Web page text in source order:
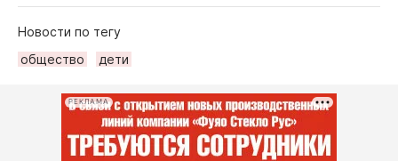
Новости по тегу
общество
дети
РЕКЛАМА